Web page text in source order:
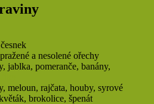
a nesolené ořechy
jablka, pomeranče, banány,
meloun, rajčata, houby, syrové
brokolice, špenát